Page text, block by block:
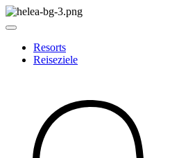
Resorts
Reiseziele